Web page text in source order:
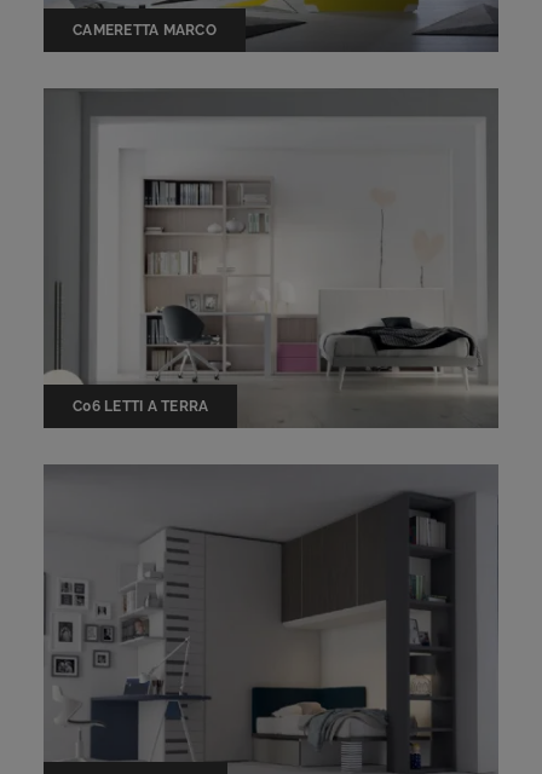
CAMERETTA MARCO
C06 LETTI A TERRA